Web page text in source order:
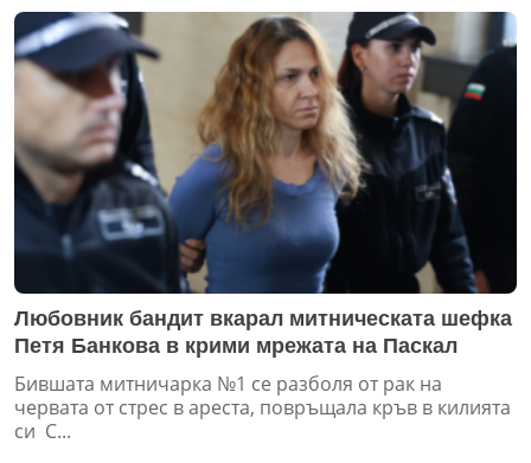
Любовник бандит вкарал митническата шефка
Петя Банкова в крими мрежата на Паскал
Бившата митничарка №1 се разболя от рак на
червата от стрес в ареста, повръщала кръв в килията
си С...